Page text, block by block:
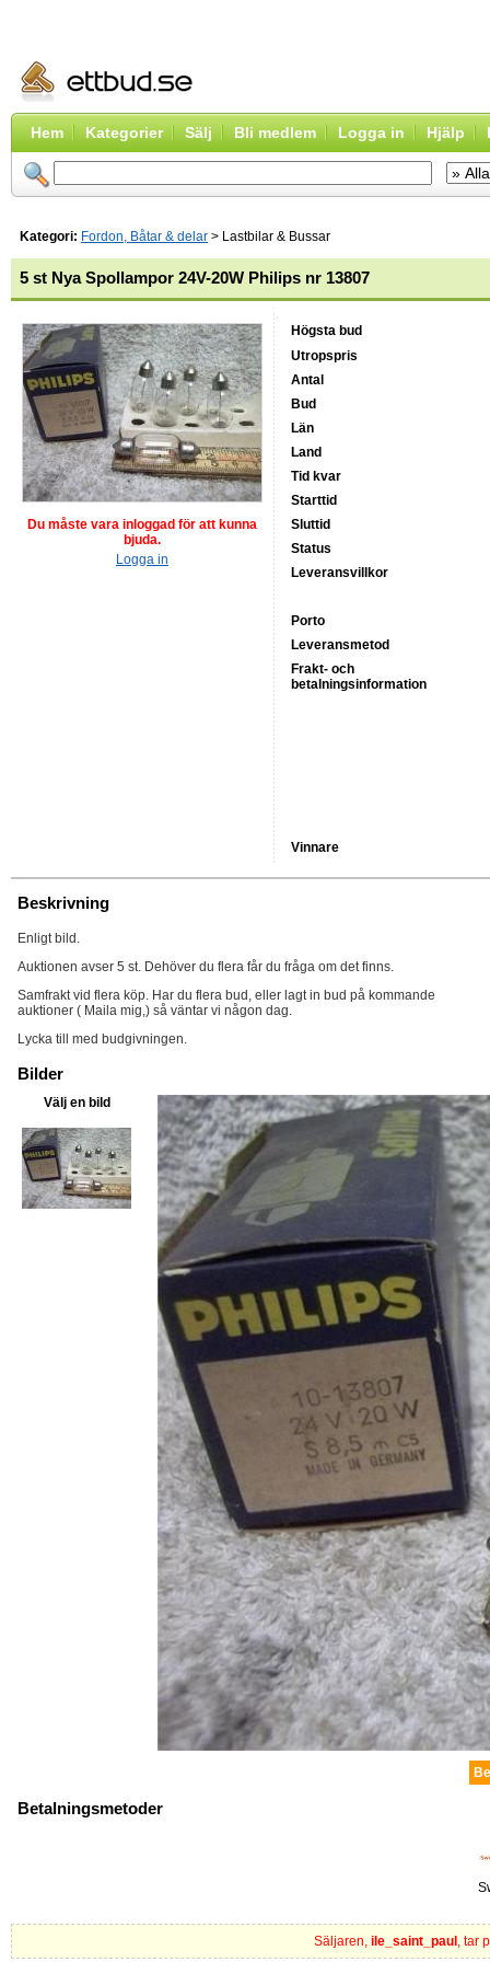
Hem Kategorier Sälj Bli medlem Logga in Hjälp
Kategori: Fordon, Båtar & delar > Lastbilar & Bussar
5 st Nya Spollampor 24V-20W Philips nr 13807
Du måste vara inloggad för att kunna
bjuda.
Logga in
Högsta bud
Utropspris
Antal
Bud
Län
Land
Tid kvar
Starttid
Sluttid
Status
Leveransvillkor
Porto
Leveransmetod
Frakt- och
betalningsinformation
Vinnare
Beskrivning
Enligt bild.
Auktionen avser 5 st. Dehöver du flera får du fråga om det finns.
Samfrakt vid flera köp. Har du flera bud, eller lagt in bud på kommande
auktioner ( Maila mig,) så väntar vi någon dag.
Lycka till med budgivningen.
Bilder
Välj en bild
Betalningsmetoder
Säljaren, ile_saint_paul , tar